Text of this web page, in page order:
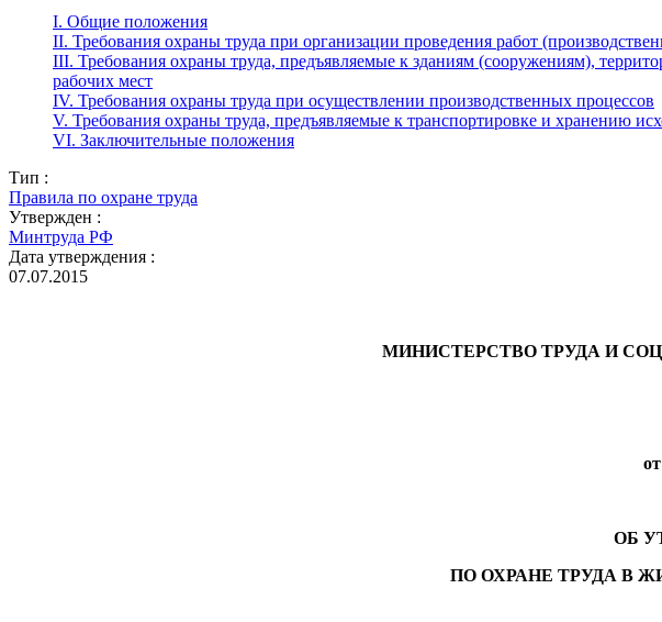
I. Общие положения
II. Требования охраны труда при организации проведения работ
III. Требования охраны труда, предъявляемые к зданиям (сооружениям),
рабочих мест
IV. Требования охраны труда при осуществлении производственных процессов
V. Требования охраны труда, предъявляемые к транспортировке и хранению
VI. Заключительные положения
Тип :
Правила по охране труда
Утвержден :
Минтруда РФ
Дата утверждения :
07.07.2015
МИНИСТЕРСТВО ТРУДА И
ОБ
ПО ОХРАНЕ ТРУДА В